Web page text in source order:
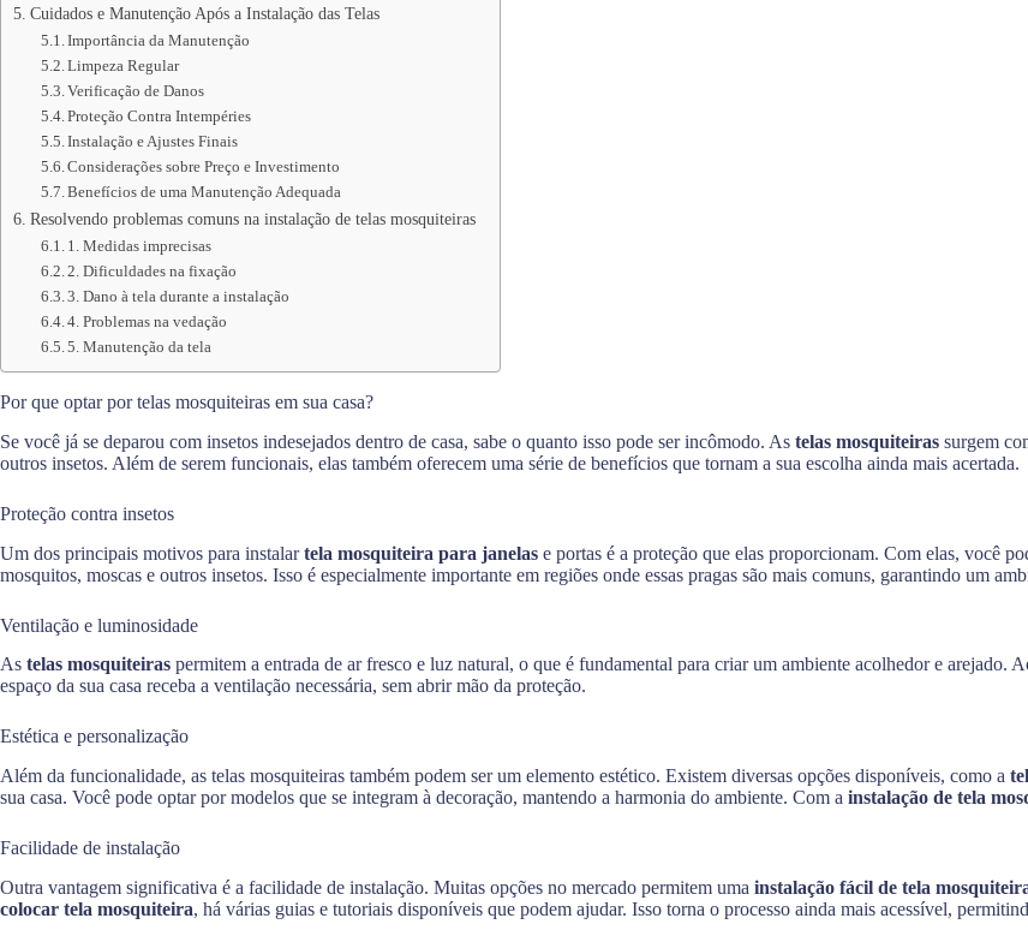
Cuidados e Manutenção Após a Instalação das Telas
Importância da Manutenção
Limpeza Regular
Verificação de Danos
Proteção Contra Intempéries
Instalação e Ajustes Finais
Considerações sobre Preço e Investimento
Benefícios de uma Manutenção Adequada
Resolvendo problemas comuns na instalação de telas mosquiteiras
1. Medidas imprecisas
2. Dificuldades na fixação
3. Dano à tela durante a instalação
4. Problemas na vedação
5. Manutenção da tela
Por que optar por telas mosquiteiras em sua casa?
Se você já se deparou com insetos indesejados dentro de casa, sabe o quanto isso pode ser incômodo. As telas mosquiteiras surgem
outros insetos. Além de serem funcionais, elas também oferecem uma série de benefícios que tornam a sua escolha ainda mais acertada.
Proteção contra insetos
Um dos principais motivos para instalartela mosquiteira para janelas e portas é a proteção que elas proporcionam. Com elas, você
mosquitos, moscas e outros insetos. Isso é especialmente importante em regiões onde essas pragas são mais comuns, garantindo um
Ventilação e luminosidade
As telas mosquiteiras permitem a entrada de ar fresco e luz natural, o que é fundamental para criar um ambiente acolhedor e arejado.
espaço da sua casa receba a ventilação necessária, sem abrir mão da proteção.
Estética e personalização
Além da funcionalidade, as telas mosquiteiras também podem ser um elemento estético. Existem diversas opções disponíveis, como a
sua casa. Você pode optar por modelos que se integram à decoração, mantendo a harmonia do ambiente. Com a instalação de tela
Facilidade de instalação
Outra vantagem significativa é a facilidade de instalação. Muitas opções no mercado permitem uma instalação fácil de tela
colocar tela mosquiteira, há várias guias e tutoriais disponíveis que podem ajudar. Isso torna o processo ainda mais acessível,